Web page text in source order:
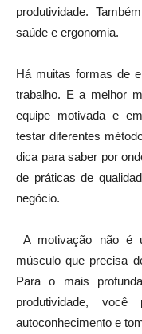
produtividade.
saúde e ergonomia.
Há muitas formas de
trabalho. E a melhor
equipe motivada e
testar
dica para saber por
de práticas de
negócio.
A motivação não é
músculo que precisa
Para o mais
produtividade,
autoconhecimento e